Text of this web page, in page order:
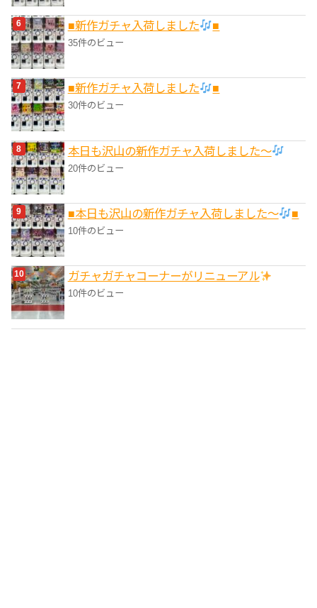
■新作ガチャ入荷しました ■
35件のビュー
■新作ガチャ入荷しました ■
30件のビュー
本日も沢山の新作ガチャ入荷しました〜
20件のビュー
■本日も沢山の新作ガチャ入荷しました〜 ■
10件のビュー
ガチャガチャコーナーがリニューアル
10件のビュー